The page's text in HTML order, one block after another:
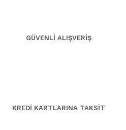
GÜVENLİ ALIŞVERİŞ
KREDİ KARTLARINA TAKSİT